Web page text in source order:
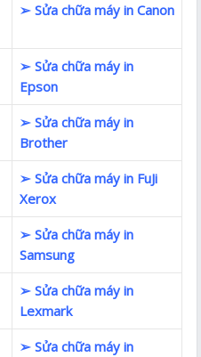
➢ Sửa chữa máy in Canon
➢ Sửa chữa máy in
Epson
➢ Sửa chữa máy in
Brother
➢ Sửa chữa máy in FuJi
Xerox
➢ Sửa chữa máy in
Samsung
➢ Sửa chữa máy in
Lexmark
➢ Sửa chữa máy in